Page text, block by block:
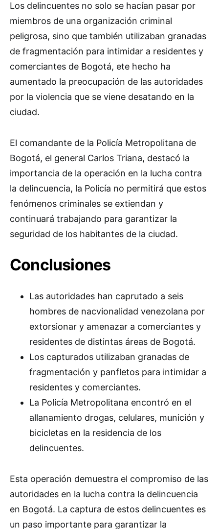
Los delincuentes no solo se hacían pasar por
miembros de una organización criminal
peligrosa, sino que también utilizaban granadas
de fragmentación para intimidar a residentes y
comerciantes de Bogotá, ete hecho ha
aumentado la preocupación de las autoridades
por la violencia que se viene desatando en la
ciudad.
El comandante de la Policía Metropolitana de
Bogotá, el general Carlos Triana, destacó la
importancia de la operación en la lucha contra
la delincuencia, la Policía no permitirá que estos
fenómenos criminales se extiendan y
continuará trabajando para garantizar la
seguridad de los habitantes de la ciudad.
Conclusiones
Las autoridades han caprutado a seis
hombres de nacvionalidad venezolana por
extorsionar y amenazar a comerciantes y
residentes de distintas áreas de Bogotá.
Los capturados utilizaban granadas de
fragmentación y panfletos para intimidar a
residentes y comerciantes.
La Policía Metropolitana encontró en el
allanamiento drogas, celulares, munición y
bicicletas en la residencia de los
delincuentes.
Esta operación demuestra el compromiso de las
autoridades en la lucha contra la delincuencia
en Bogotá. La captura de estos delincuentes es
un paso importante para garantizar la